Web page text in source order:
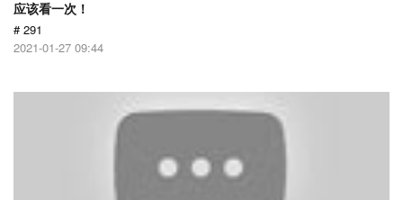
应该看一次！
# 291
2021-01-27 09:44